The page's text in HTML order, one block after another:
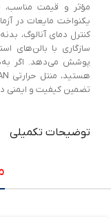
مؤثر و قیمت مناسب،
یکنواخت مایعات در
کنترل دمای آنالوگ،
سازگاری با بالن‌های
پوشش می‌دهد. اگر
تضمین کیفیت و ایمنی
توضیحات تکمیلی